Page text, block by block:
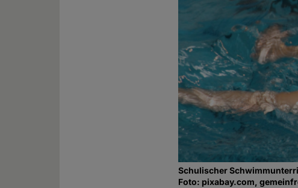
Schulischer
Foto: pixabay.com,